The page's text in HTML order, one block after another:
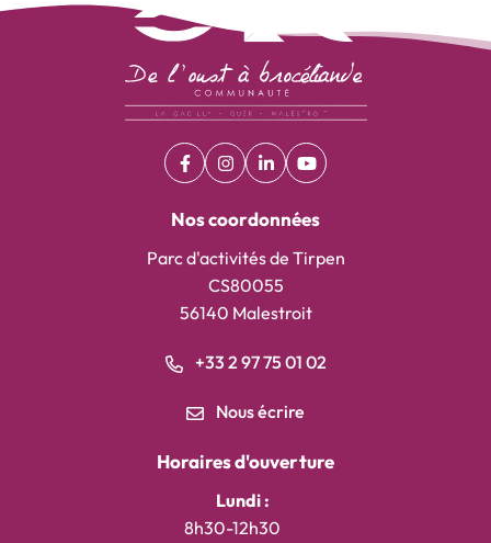
Facebook
(ouverture dans un nouvel onglet)
Instagram
(ouverture dans un nouvel onglet)
Linkedin
(ouverture dans un nouvel
YouTube
(ouverture dans un
Nos coordonnées
Parc d'activités de Tirpen
CS80055
56140 Malestroit
+33 2 97 75 01 02
Nous écrire
Horaires d'ouverture
Lundi :
8h30-12h30